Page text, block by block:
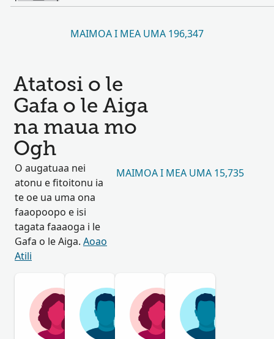
MAIMOA I MEA UMA 196,347
Atatosi o le
Gafa o le Aiga
na maua mo
Ogh
O augatuaa nei
atonu e fitoitonu ia
te oe ua uma ona
faaopoopo e isi
tagata faaaoga i le
Gafa o le Aiga. Aoao
Atili
MAIMOA I MEA UMA 15,735